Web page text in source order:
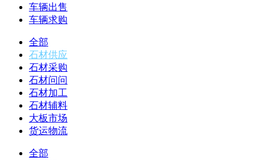
车辆出售
车辆求购
全部
石材供应
石材采购
石材问问
石材加工
石材辅料
大板市场
货运物流
全部